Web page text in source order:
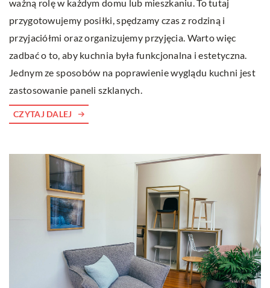
ważną rolę w każdym domu lub mieszkaniu. To tutaj
przygotowujemy posiłki, spędzamy czas z rodziną i
przyjaciółmi oraz organizujemy przyjęcia. Warto więc
zadbać o to, aby kuchnia była funkcjonalna i estetyczna.
Jednym ze sposobów na poprawienie wyglądu kuchni jest
zastosowanie paneli szklanych.
CZYTAJ DALEJ